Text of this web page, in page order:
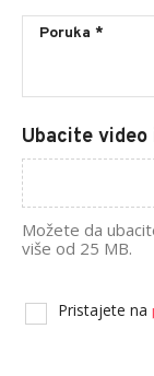
Ubacite
Možete da
više od 25 MB.
Pristajete na